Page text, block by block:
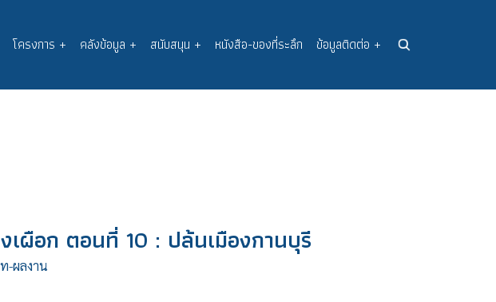
โครงการ + คลังข้อมูล + สนับสนุน + หนังสือ-ของที่ระลึก ข้อมูลติดต่อ +
งเผือก ตอนที่ 10 : ปล้นเมืองกานบุรี
-ผลงาน